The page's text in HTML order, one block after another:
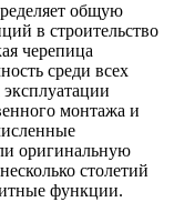
общую
в строительство
черепица
среди всех
монтажа и
оригинальную
столетий
функции.